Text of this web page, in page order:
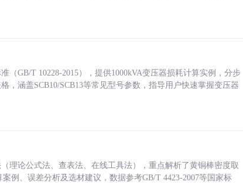
（GB/T 10228-2015），提供1000kVA变压器损耗计算实例，分步
，涵盖SCB10/SCB13等常见型号参数，指导用户快速掌握变压器
理论公式法、查表法、在线工具法），重点解析了黄铜棒密度取
例、误差分析及选材建议，数据参考GB/T 4423-2007等国家标